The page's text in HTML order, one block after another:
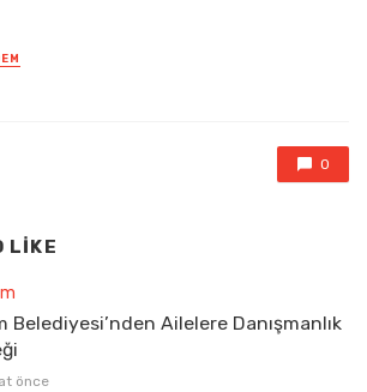
0
LIKE
Belediyesi’nden Ailelere Danışmanlık
önce